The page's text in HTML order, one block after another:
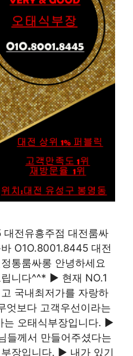
전유흥주점 대전룸싸
O1O.8001.8445 대전
통룸싸롱 안녕하세요
니다^^* ▶ 현재 NO.1
국내최저가를 자랑하
엇보다 고객우선이라는
는 오태식부장입니다. ▶
들께서 만들어주셨다는
장입니다. ▶ 내가 있기